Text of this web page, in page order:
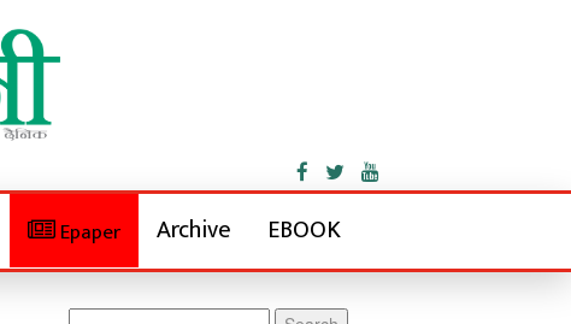
Epaper Archive EBOOK